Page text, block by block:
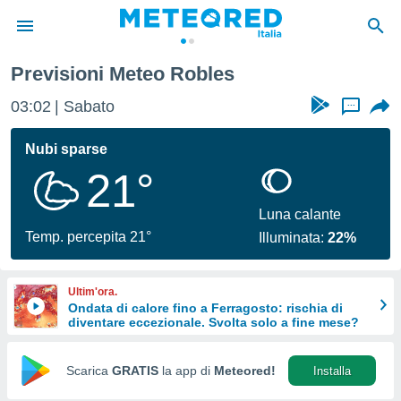
di
per
le
di
Web
Previsioni Meteo Robles
03:02 Sabato ...
Nubi sparse
21°
Temp. percepita 21°
Luna calante
Illuminata:22%
Ultim'ora.
Ondata di calore fino a Ferragosto: rischia di
diventare eccezionale. Svolta solo a fine mese?
Scarica GRATIS la app di Meteored! Installa